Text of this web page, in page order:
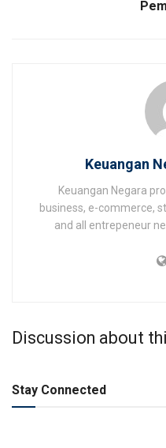
Keuangan
Keuangan Negara
business, e-commerce,
and all entrepeneur
Discussion about
Stay Connected